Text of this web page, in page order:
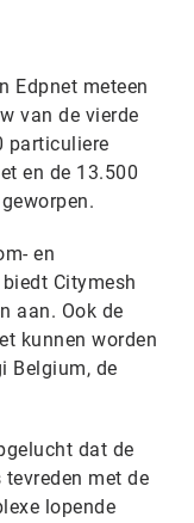
Edpnet meteen
van de vierde
particuliere
en de 13.500
en
Citymesh
aan. Ook de
kunnen worden
Belgium, de
dat de
met de
lopende